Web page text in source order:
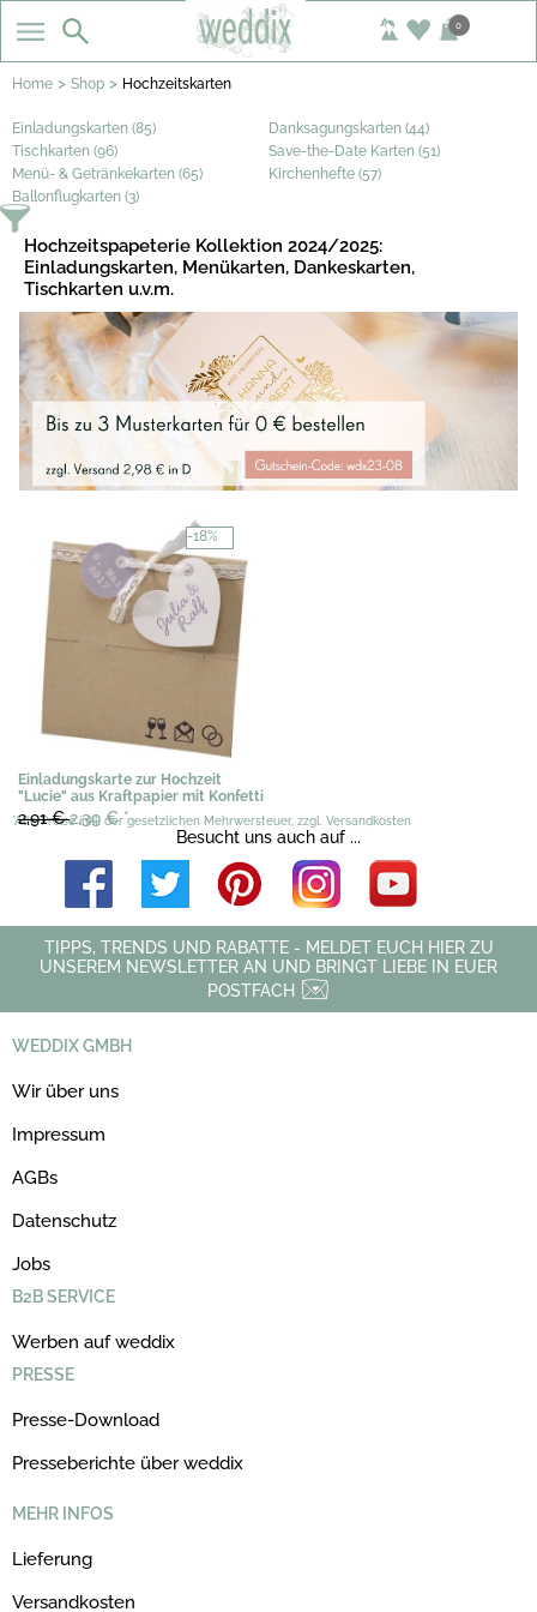
0
Home > Shop > Hochzeitskarten
Einladungskarten (85)
Danksagungskarten (44)
Tischkarten (96)
Save-the-Date Karten (51)
Menü- & Getränkekarten (65)
Kirchenhefte (57)
Ballonflugkarten (3)
Hochzeitspapeterie Kollektion 2024/2025:
Einladungskarten, Menükarten, Dankeskarten,
Tischkarten u.v.m.
-18%
Einladungskarte zur Hochzeit
"Lucie" aus Kraftpapier mit Konfetti
2,91 €2,39 €*
*Alle Preise inkl. der gesetzlichen Mehrwersteuer, zzgl. Versandkosten
Besucht uns auch auf ...
TIPPS, TRENDS UND RABATTE - MELDET EUCH HIER ZU
UNSEREM NEWSLETTER AN UND BRINGT LIEBE IN EUER
POSTFACH
WEDDIX GMBH
Wir über uns
Impressum
AGBs
Datenschutz
Jobs
B2B SERVICE
Werben auf weddix
PRESSE
Presse-Download
Presseberichte über weddix
MEHR INFOS
Lieferung
Versandkosten